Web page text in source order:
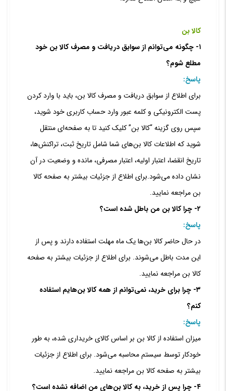
کالا بن
۱- چگونه می‏‌توانم از سوابق دریافت و مصرف کالا بن خود
مطلع شوم؟
پاسخ:
برای اطلاع از سوابق دریافت و مصرف کالا بن، باید با وارد کردن
پست الکترونیکی و کلمه عبور وارد حساب کاربری خود شوید،
سپس روی گزینه “کالا بن‏‌” کلیک کنید تا به صفحه‏‌ای منتقل
‏شوید که اطلاعات کالا بن‏‌های شما شامل تاریخ ثبت، تراکنش‌‏ها،
تاریخ انقضا، اعتبار اولیه، اعتبار مصرفی، مانده و وضعیت در آن
نشان داده می‌‏شود.برای اطلاع از جزئیات بیشتر به صفحه کالا
بن مراجعه نمایید.
۲- چرا کالا بن من باطل شده است؟
پاسخ:
در حال حاضر کالا بن‏‌ها یک ماه مهلت استفاده دارند و پس از
این مدت باطل می‏‌شوند. برای اطلاع از جزئیات بیشتر به صفحه
کالا بن مراجعه نمایید.
۳- چرا برای خرید، نمی‏‌توانم از همه کالا بن‌‏هایم استفاده
کنم؟
پاسخ:
میزان استفاده از کالا بن بر اساس کالای خریداری شده، به طور
خودکار توسط سیستم محاسبه می‌‏شود. برای اطلاع از جزئیات
بیشتر به صفحه کالا بن مراجعه نمایید.
۴- چرا پس از خرید، به کالا بن‌‏های من اضافه نشده است؟